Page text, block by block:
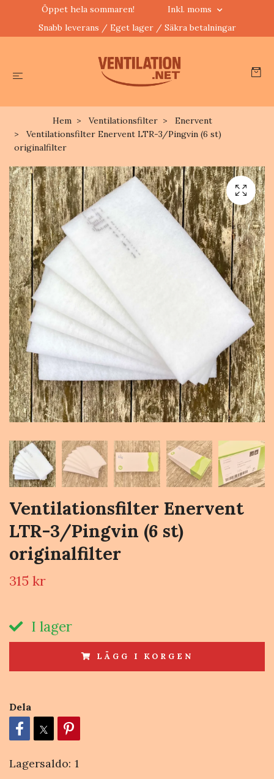
Öppet hela sommaren!
Inkl. moms
Snabb leverans / Eget lager / Säkra betalningar
Hem Ventilationsfilter
Enervent
Ventilationsfilter Enervent LTR-3/Pingvin (6 st)
originalfilter
Ventilationsfilter Enervent
LTR-3/Pingvin (6 st)
originalfilter
315 kr
I lager
LÄGG I KORGEN
Dela
Lagersaldo: 1